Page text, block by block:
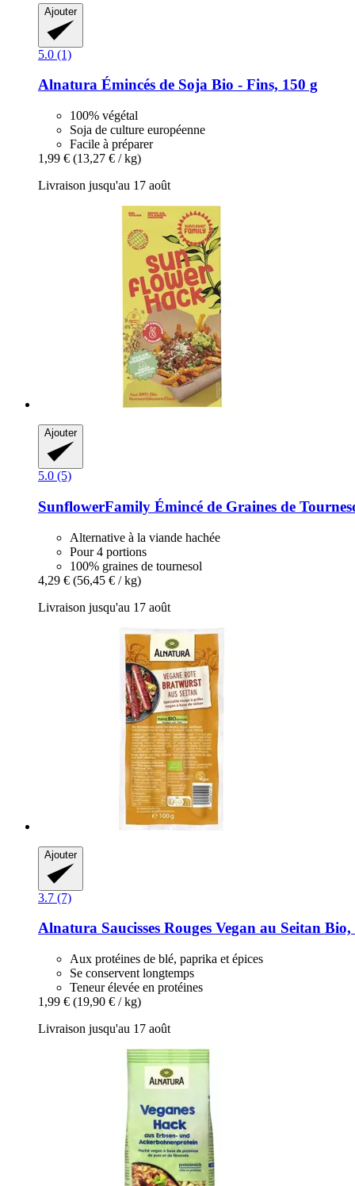
Ajouter
5.0 (1)
Alnatura Émincés de Soja Bio -​ Fins, 150 g
100% végétal
Soja de culture européenne
Facile à préparer
1,99 € (13,27 € / kg)
Livraison jusqu'au 17 août
Ajouter
5.0 (5)
SunflowerFamily Émincé de Graines de
Alternative à la viande hachée
Pour 4 portions
100% graines de tournesol
4,29 € (56,45 € / kg)
Livraison jusqu'au 17 août
Ajouter
3.7 (7)
Alnatura Saucisses Rouges Vegan au Seitan
Aux protéines de blé, paprika et épices
Se conservent longtemps
Teneur élevée en protéines
1,99 € (19,90 € / kg)
Livraison jusqu'au 17 août